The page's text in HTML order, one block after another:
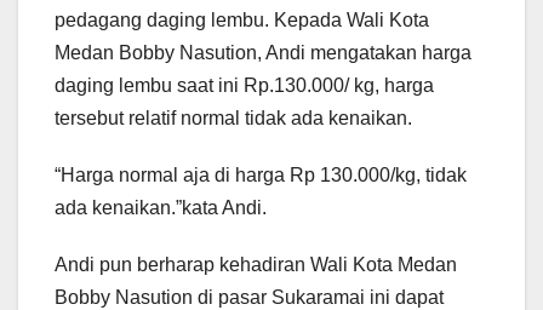
pedagang daging lembu. Kepada Wali Kota
Medan Bobby Nasution, Andi mengatakan harga
daging lembu saat ini Rp.130.000/ kg, harga
tersebut relatif normal tidak ada kenaikan.
“Harga normal aja di harga Rp 130.000/kg, tidak
ada kenaikan.”kata Andi.
Andi pun berharap kehadiran Wali Kota Medan
Bobby Nasution di pasar Sukaramai ini dapat